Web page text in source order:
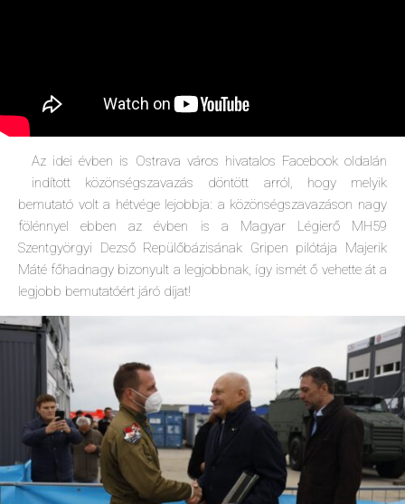
Az idei évben is Ostrava város hivatalos Facebook oldalán
indított közönségszavazás döntött arról, hogy melyik
bemutató volt a hétvége lejobbja: a közönségszavazáson nagy
fölénnyel ebben az évben is a Magyar Légierő MH59
Szentgyörgyi Dezső Repülőbázisának Gripen pilótája Majerik
Máté főhadnagy bizonyult a legjobbnak, így ismét ő vehette át a
legjobb bemutatóért járó díjat!